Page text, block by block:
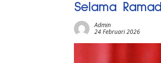
Selama
Admin
24 Februari 2026